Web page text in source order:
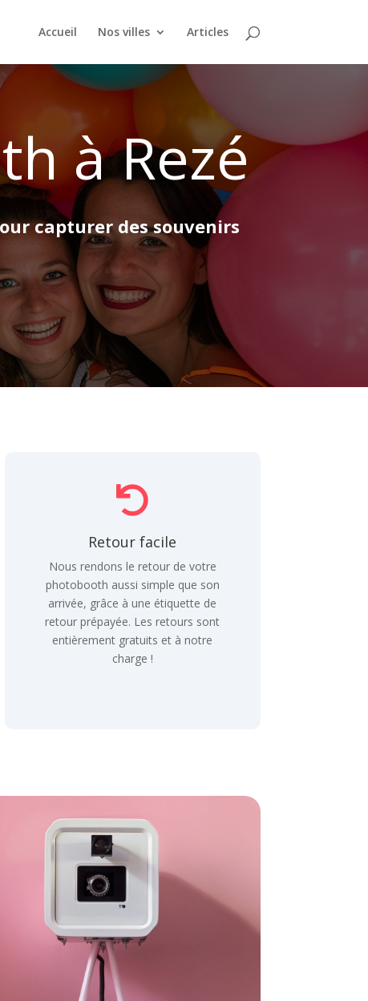
Accueil Nos villes Articles
à Rezé
capturer des souvenirs

Retour facile
Nous rendons le retour de votre
photobooth aussi simple que son
arrivée, grâce à une étiquette de
retour prépayée. Les retours sont
entièrement gratuits et à notre
charge !